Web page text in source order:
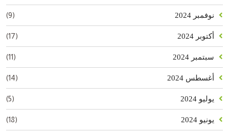
نوفمبر 2024 (9)
أكتوبر 2024 (17)
سبتمبر 2024 (11)
أغسطس 2024 (14)
يوليو 2024 (5)
يونيو 2024 (18)